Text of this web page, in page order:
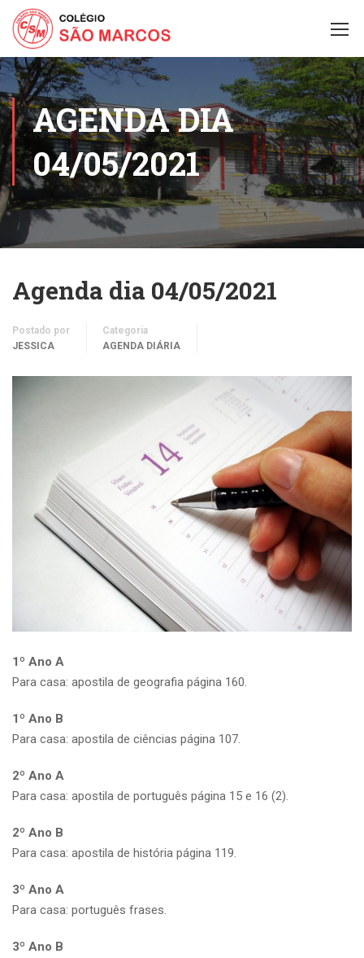
AGENDA DIA
04/05/2021
Agenda dia 04/05/2021
Postado por
JESSICA
Categoria
AGENDA DIÁRIA
1º Ano A
Para casa: apostila de geografia página 160.
1º Ano B
Para casa: apostila de ciências página 107.
2º Ano A
Para casa: apostila de português página 15 e 16 (2).
2º Ano B
Para casa: apostila de história página 119.
3º Ano A
Para casa: português frases.
3º Ano B